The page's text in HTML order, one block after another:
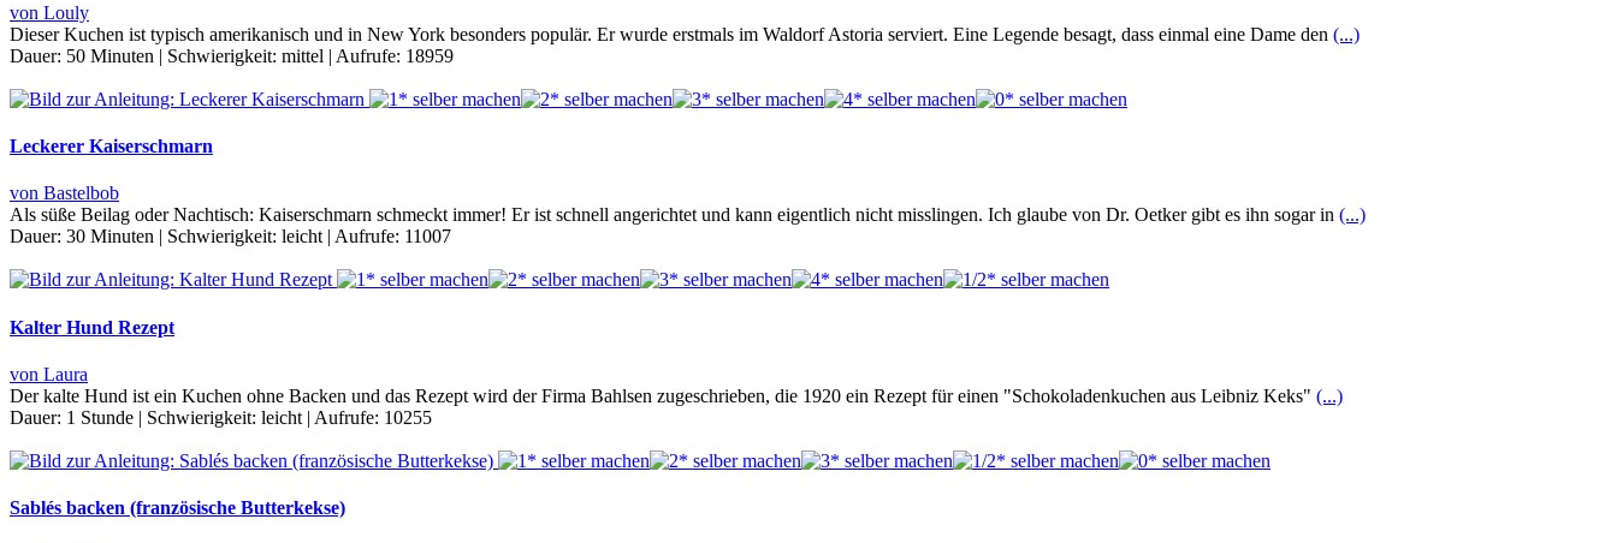
von Louly
Dieser Kuchen ist typisch amerikanisch und in New York besonders populär. Er wurde erstmals im Waldorf Astoria serviert. Eine Legende besagt, dass einmal eine Dame den (...)
Dauer: 50 Minuten | Schwierigkeit: mittel | Aufrufe: 18959
Leckerer Kaiserschmarn
von Bastelbob
Als süße Beilag oder Nachtisch: Kaiserschmarn schmeckt immer! Er ist schnell angerichtet und kann eigentlich nicht misslingen. Ich glaube von Dr. Oetker gibt es ihn sogar in (...)
Dauer: 30 Minuten Schwierigkeit: leicht Aufrufe: 11007
Kalter Hund Rezept
von Laura
Der kalte Hund ist ein Kuchen ohne Backen und das Rezept wird der Firma Bahlsen zugeschrieben, die 1920 ein Rezept für einen "Schokoladenkuchen aus Leibniz Keks" (...)
Dauer: 1 Stunde | Schwierigkeit: leicht | Aufrufe: 10255
Sablés backen (französische Butterkekse)